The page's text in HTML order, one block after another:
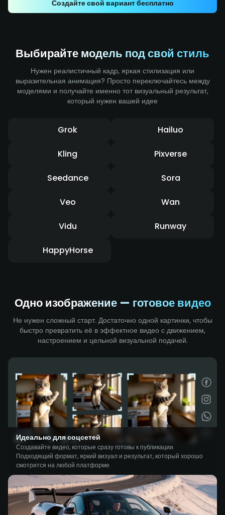
усиливают ощущение удара и передают мощную
Создайте свой вариант бесплатно
Выбирайте модель под свой стиль
Нужен реалистичный кадр, яркая стилизация или
выразительная анимация? Просто переключайтесь между
моделями и получайте именно тот визуальный результат,
который нужен вашей идее
Grok Hailuo
Kling Pixverse
Seedance Sora
Veo Wan
Vidu Runway
HappyHorse
Одно изображение — готовое видео
Не нужен сложный старт. Достаточно одной картинки, чтобы
быстро превратить её в эффектное видео с движением,
настроением и цельной визуальной подачей.
Идеально для соцсетей
Создавайте видео, которые сразу готовы к публикации.
Подходящий формат, яркий визуал и результат, который хорошо
смотрится на любой платформе.